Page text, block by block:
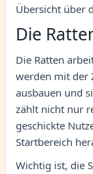
Übersicht über
Die
Die Ratten
werden mit der
ausbauen und
zählt nicht nur
geschickte
Startbereich
Wichtig ist, die